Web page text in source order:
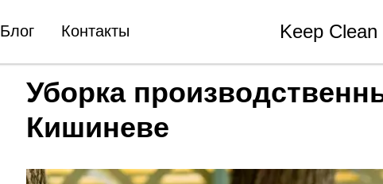
Блог клининговой
Уборка
Кишиневе
Keep Clean
Блог Контакты